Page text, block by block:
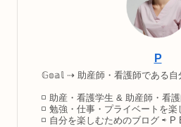
P
𝔾𝕠𝕒𝕝 ⇢ 助産師・看護師である自
◽️ 助産・看護学生 & 助産師・看
◽️ 勉強・仕事・プライベートを
◽️ 自分を楽しむためのブログ ⇨ P